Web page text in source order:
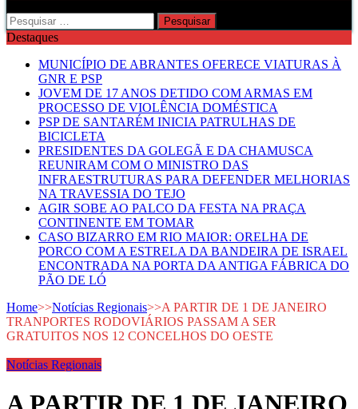
Pesquisar
por:
Destaques
MUNICÍPIO DE ABRANTES OFERECE VIATURAS À
GNR E PSP
JOVEM DE 17 ANOS DETIDO COM ARMAS EM
PROCESSO DE VIOLÊNCIA DOMÉSTICA
PSP DE SANTARÉM INICIA PATRULHAS DE
BICICLETA
PRESIDENTES DA GOLEGÃ E DA CHAMUSCA
REUNIRAM COM O MINISTRO DAS
INFRAESTRUTURAS PARA DEFENDER MELHORIAS
NA TRAVESSIA DO TEJO
AGIR SOBE AO PALCO DA FESTA NA PRAÇA
CONTINENTE EM TOMAR
CASO BIZARRO EM RIO MAIOR: ORELHA DE
PORCO COM A ESTRELA DA BANDEIRA DE ISRAEL
ENCONTRADA NA PORTA DA ANTIGA FÁBRICA DO
PÃO DE LÓ
Home>>Notícias Regionais>>A PARTIR DE 1 DE JANEIRO
TRANPORTES RODOVIÁRIOS PASSAM A SER
GRATUITOS NOS 12 CONCELHOS DO OESTE
Notícias Regionais